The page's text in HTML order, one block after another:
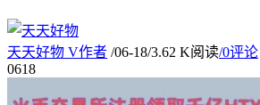
天天好物 V作者 /06-18/3.62 K阅读/0评论
0618